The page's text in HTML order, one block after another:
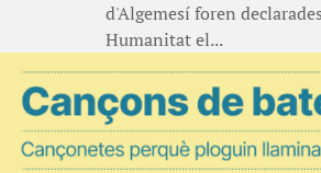
d'Algemesí foren
Humanitat el...